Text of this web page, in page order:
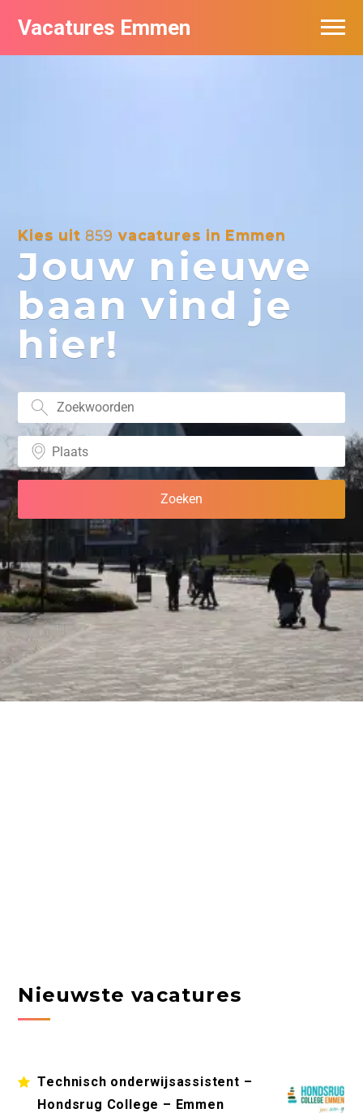
Vacatures Emmen
Kies uit 859 vacatures in Emmen
Jouw nieuwe
baan vind je
hier!
Nieuwste vacatures
Technisch onderwijsassistent –
Hondsrug College – Emmen
Vacatures per bedrijf